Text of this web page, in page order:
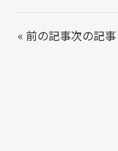
« 前の記事次の記事